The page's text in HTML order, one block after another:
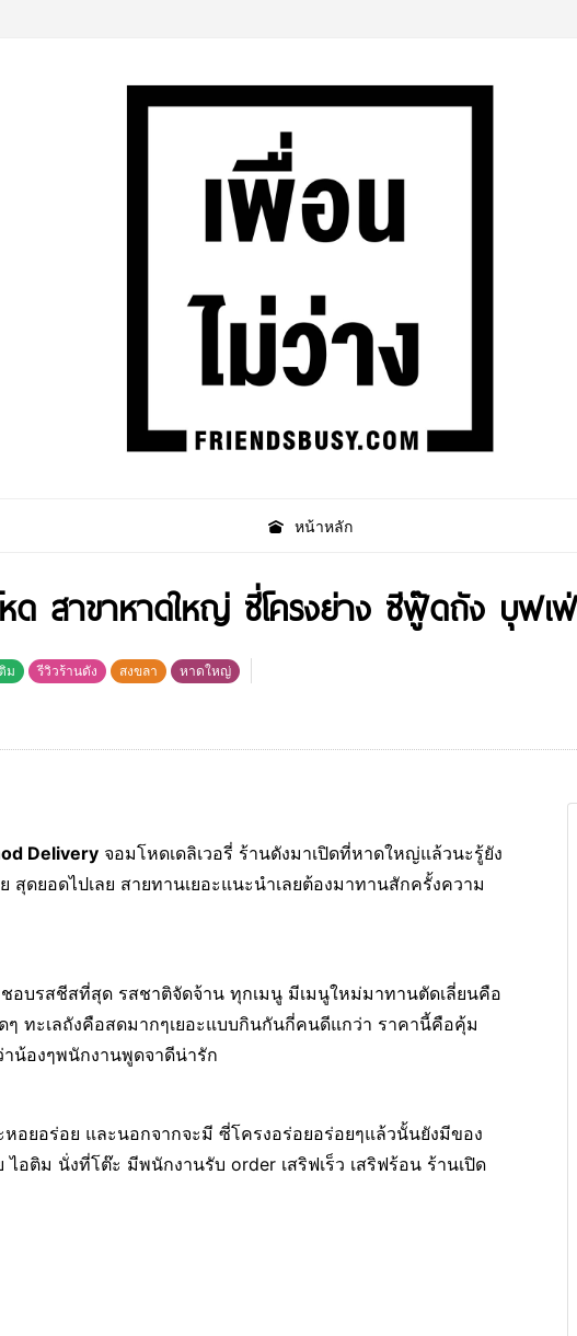
หน้าหลัก
ด สาขาหาดใหญ่ ซี่โครงย่าง ซีฟู๊ดถัง บุฟเ
ม รีวิวร้านดัง สงขลา หาดใหญ่
Delivery จอมโหดเดลิเวอรี่ ร้านดังมาเปิดที่หาดใหญ่แล้วนะรู้ยัง
ดยอดไปเลย สายทานเยอะแนะนำเลยต้องมาทานสักครั้งความ
อบรสชีสที่สุด รสชาติจัดจ้าน ทุกเมนู มีเมนูใหม่มาทานตัดเลี่ยนคือ
ทะเลถังคือสดมากๆเยอะแบบกินกันกี่คนดีแกว่า ราคานี้คือคุ้ม
าน้องๆพนักงานพูดจาดีน่ารัก
อยอร่อย และนอกจากจะมี ซี่โครงอร่อยอร่อยๆแล้วนั้นยังมีของ
อติม นั่งที่โต๊ะ มีพนักงานรับ order เสริฟเร็ว เสริฟร้อน ร้านเปิด